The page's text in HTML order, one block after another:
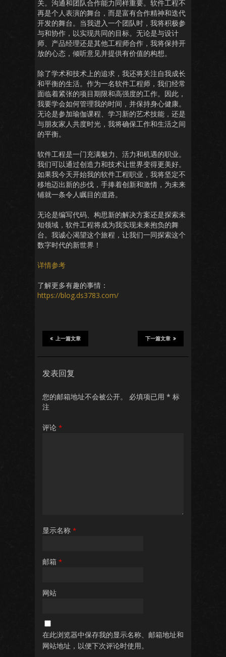
关。沟通和团队合作能力同样重要。软件工程不
再是个人表演的舞台，而是富有合作精神和迭代
开发的舞台。当我进入一个团队时，我将积极参
与和协作，以实现共同的目标。无论是与设计
师、产品经理还是其他工程师合作，我将保持开
放的心态，倾听意见并提供有价值的构想。
除了学术和技术上的追求，我还将关注自我成长
和平衡的生活。作为一名软件工程师，我们经常
面临着紧张的项目期限和高强度的工作。因此，
我要学会如何管理我的时间，并保持身心健康。
无论是参加瑜伽课程、学习新的艺术技能，还是
与朋友家人共度时光，我将确保工作和生活之间
的平衡。
软件工程是一门充满魅力、活力和机遇的职业。
我们可以通过创造力和技术让世界变得更美好。
如果我今天开始我的软件工程职业，我将坚定不
移地迈出新的步伐，手捧着创新和激情，为未来
铺就一条令人瞩目的道路。
无论是编写代码、构思新的解决方案还是探索未
知领域，软件工程将成为我实现未来抱负的舞
台。我诚心渴望这个旅程，让我们一同探索这个
数字时代的新世界！
详情参考
了解更多有趣的事情：
https://blog.ds3783.com/
下一篇文章
上一篇文章
发表回复
您的邮箱地址不会被公开。 必填项已用 * 标
注
评论 *
显示名称 *
邮箱 *
网站
在此浏览器中保存我的显示名称、邮箱地址和
网站地址，以便下次评论时使用。